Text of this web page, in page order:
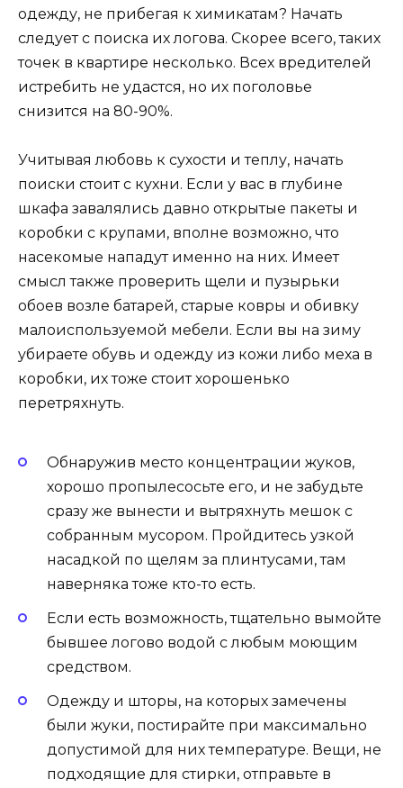
одежду, не прибегая к химикатам? Начать
следует с поиска их логова. Скорее всего, таких
точек в квартире несколько. Всех вредителей
истребить не удастся, но их поголовье
снизится на 80-90%.
Учитывая любовь к сухости и теплу, начать
поиски стоит с кухни. Если у вас в глубине
шкафа завалялись давно открытые пакеты и
коробки с крупами, вполне возможно, что
насекомые нападут именно на них. Имеет
смысл также проверить щели и пузырьки
обоев возле батарей, старые ковры и обивку
малоиспользуемой мебели. Если вы на зиму
убираете обувь и одежду из кожи либо меха в
коробки, их тоже стоит хорошенько
перетряхнуть.
Обнаружив место концентрации жуков,
хорошо пропылесосьте его, и не забудьте
сразу же вынести и вытряхнуть мешок с
собранным мусором. Пройдитесь узкой
насадкой по щелям за плинтусами, там
наверняка тоже кто-то есть.
Если есть возможность, тщательно вымойте
бывшее логово водой с любым моющим
средством.
Одежду и шторы, на которых замечены
были жуки, постирайте при максимально
допустимой для них температуре. Вещи, не
подходящие для стирки, отправьте в